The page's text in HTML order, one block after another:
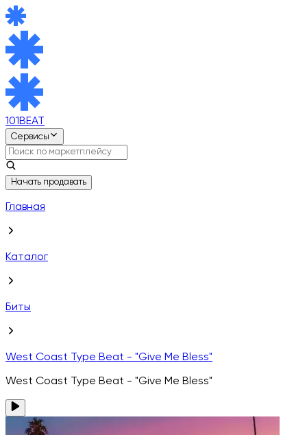
101BEAT
Сервисы
Начать продавать
Главная
Каталог
Биты
West Coast Type Beat - "Give Me Bless"
West Coast Type Beat - "Give Me Bless"